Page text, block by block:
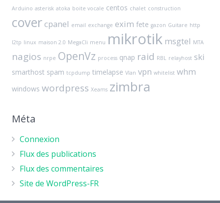
Arduino asterisk atoka boite vocale centos chalet construction
cover cpanel email exchange exim fete gazon Guitare http
l2tp linux maison 2.0 MegaCli menu mikrotik msgtel MTA
nagios nrpe OpenVz process qnap raid RBL relayhost ski
smarthost spam tcpdump timelapse Vlan vpn whitelist whm
windows wordpress Xeams zimbra
Méta
Connexion
Flux des publications
Flux des commentaires
Site de WordPress-FR